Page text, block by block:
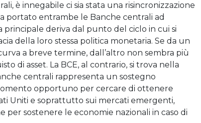
è innegabile ci sia stata una risincronizzazione
portato entrambe le Banche centrali ad
deriva dal punto del ciclo in cui si
della loro stessa politica monetaria. Se da un
a breve termine, dall’altro non sembra più
di asset. La BCE, al contrario, si trova nella
centrali rappresenta un sostegno
opportuno per cercare di ottenere
Uniti e soprattutto sui mercati emergenti,
per sostenere le economie nazionali in caso di